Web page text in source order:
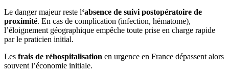
Le danger majeur reste l‘absence de suivi postopératoire de
proximité. En cas de complication (infection, hématome),
l’éloignement géographique empêche toute prise en charge rapide
par le praticien initial.
Les frais de réhospitalisation en urgence en France dépassent alors
souvent l’économie initiale.